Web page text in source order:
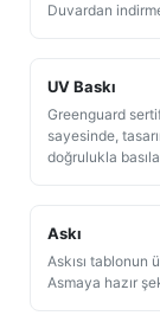
Duvardan
UV Baskı
Greenguard
sayesinde,
doğrulukla
Askı
Askısı tablonun
Asmaya hazır